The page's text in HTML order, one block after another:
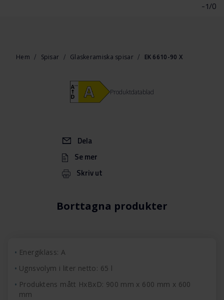
-1/0
Hem Spisar Glaskeramiska spisar EK 6610-90 X
Borttagna produkter
Dela
Se mer
Skriv ut
Produktdatablad
Energiklass: A
Ugnsvolym i liter netto: 65 l
Produktens mått HxBxD: 900 mm x 600 mm x 600
mm